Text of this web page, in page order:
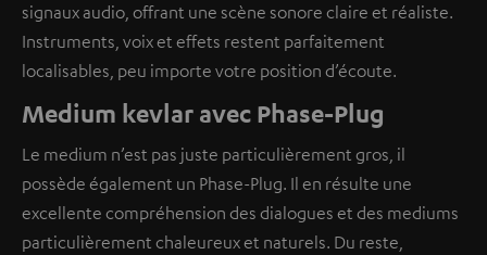
signaux audio, offrant une scène sonore claire et réaliste.
Instruments, voix et effets restent parfaitement
localisables, peu importe votre position d’écoute.
Medium kevlar avec Phase-Plug
Le medium n’est pas juste particulièrement gros, il
possède également un Phase-Plug. Il en résulte une
excellente compréhension des dialogues et des mediums
particulièrement chaleureux et naturels. Du reste,